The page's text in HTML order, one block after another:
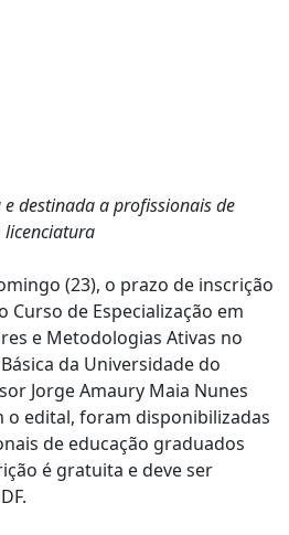
destinada a profissionais de
licenciatura
(23), o prazo de inscrição
Curso de Especialização em
e Metodologias Ativas no
da Universidade do
Jorge Amaury Maia Nunes
o edital, foram disponibilizadas
de educação graduados
é gratuita e deve ser